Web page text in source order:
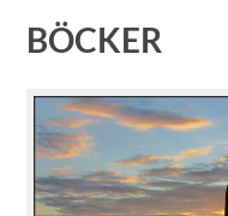
BÖCKER